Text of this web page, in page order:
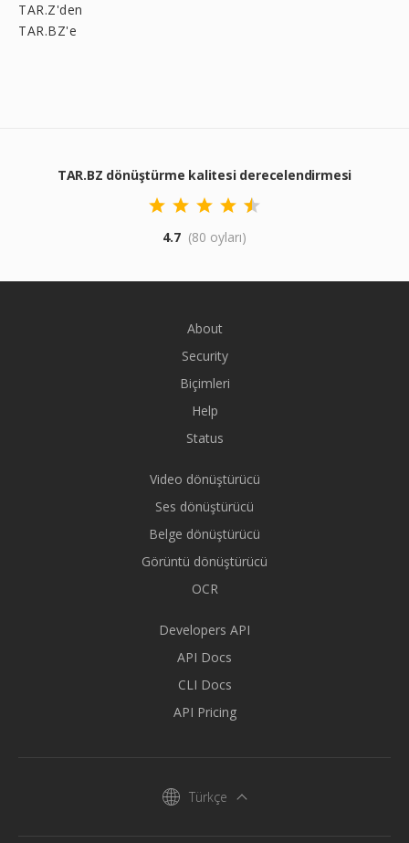
TAR.Z'den
TAR.BZ'e
TAR.BZ dönüştürme kalitesi derecelendirmesi
4.7 (80 oyları)
About
Security
Biçimleri
Help
Status
Video dönüştürücü
Ses dönüştürücü
Belge dönüştürücü
Görüntü dönüştürücü
OCR
Developers API
API Docs
CLI Docs
API Pricing
Türkçe